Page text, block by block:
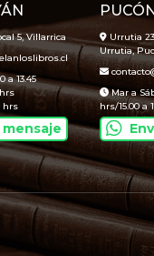
5, Villarrica
a 13.45
hrs
hrs
mensaje
Urrutia
Urrutia,
Mar a
hrs/15.00 a